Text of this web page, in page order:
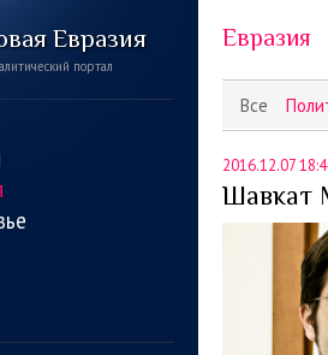
Евразия
портал
Все
Евразия
2016.12.07
Шавкат